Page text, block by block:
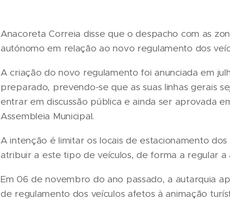
Anacoreta Correia disse que o despacho com as
autónomo em relação ao novo regulamento dos
A criação do novo regulamento foi anunciada em
preparado, prevendo-se que as suas linhas gerais
entrar em discussão pública e ainda ser aprovada
Assembleia Municipal.
A intenção é limitar os locais de estacionamento
atribuir a este tipo de veículos, de forma a regular a
Em 06 de novembro do ano passado, a autarquia
de regulamento dos veículos afetos à animação